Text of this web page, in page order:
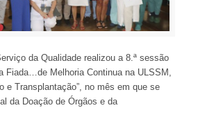
da Qualidade realizou a 8.ª sessão
Fiada…de Melhoria Continua na ULSSM,
e Transplantação”, no mês em que se
da Doação de Órgãos e da